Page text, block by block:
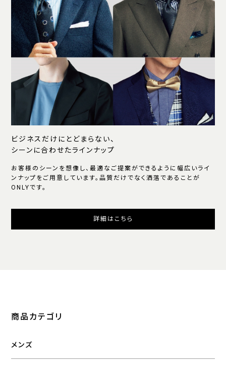
ビジネスだけにとどまらない、
シーンに合わせたラインナップ
お客様のシーンを想像し、最適なご提案ができるように幅広いライ
ンナップをご用意しています。品質だけでなく洒落であることが
ONLYです。
詳細はこちら
商品カテゴリ
メンズ